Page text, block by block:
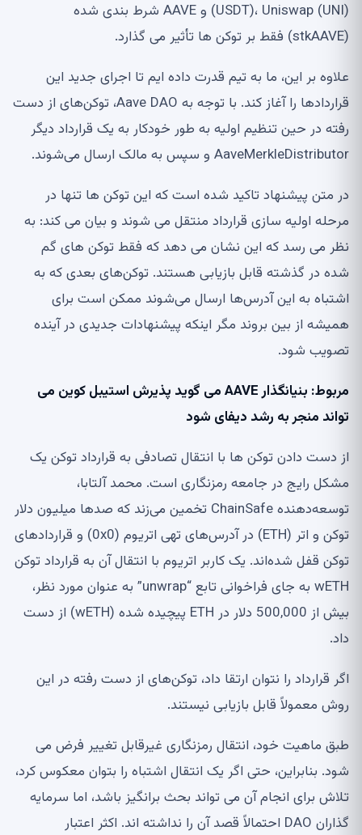
(USDT)، Uniswap (UNI) و AAVE شرط بندی شده
(stkAAVE) فقط بر توکن ها تأثیر می گذارد.
علاوه بر این، ما به تیم قدرت داده ایم تا اجرای جدید این
قراردادها را آغاز کند. با توجه به Aave DAO، توکن‌های از دست
رفته در حین تنظیم اولیه به طور خودکار به یک قرارداد دیگر
AaveMerkleDistributor و سپس به مالک ارسال می‌شوند.
در متن پیشنهاد تاکید شده است که این توکن ها تنها در
مرحله اولیه سازی قرارداد منتقل می شوند و بیان می کند: به
نظر می رسد که این نشان می دهد که فقط توکن های گم
شده در گذشته قابل بازیابی هستند. توکن‌های بعدی که به
اشتباه به این آدرس‌ها ارسال می‌شوند ممکن است برای
همیشه از بین بروند مگر اینکه پیشنهادات جدیدی در آینده
تصویب شود.
مربوط:
بنیانگذار AAVE می گوید پذیرش استیبل کوین می
تواند منجر به رشد دیفای شود
از دست دادن توکن ها با انتقال تصادفی به قرارداد توکن یک
مشکل رایج در جامعه رمزنگاری است. محمد آلتابا،
توسعه‌دهنده ChainSafe تخمین می‌زند که صدها میلیون دلار
توکن و اتر (ETH) در آدرس‌های تهی اتریوم (0x0) و قراردادهای
توکن قفل شده‌اند. یک کاربر اتریوم با انتقال آن به قرارداد توکن
wETH به جای فراخوانی تابع “unwrap” به عنوان مورد نظر،
بیش از 500,000 دلار در ETH پیچیده شده (wETH) از دست
داد.
اگر قرارداد را نتوان ارتقا داد، توکن‌های از دست رفته در این
روش معمولاً قابل بازیابی نیستند.
طبق ماهیت خود، انتقال رمزنگاری غیرقابل تغییر فرض می
شود. بنابراین، حتی اگر یک انتقال اشتباه را بتوان معکوس کرد،
تلاش برای انجام آن می تواند بحث برانگیز باشد، اما سرمایه
گذاران DAO احتمالاً قصد آن را نداشته اند. اکثر اعتبار